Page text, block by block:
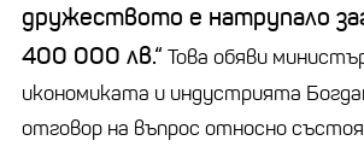
дружеството е натрупало
400 000 лв.“ Това обяви
икономиката и индустрията
отговор на въпрос относно